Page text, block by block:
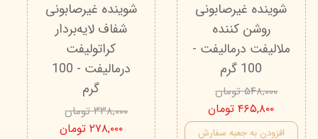
شوینده غیرصابونی
روشن کننده
ملالیفت درمالیفت -
100 گرم
۵۴۸,۰۰۰ تومان
۴۶۵,۸۰۰ تومان
افزودن به جعبه سفارش
شوینده غیرصابونی
شفاف لایه‌بردار
کراتولیفت
درمالیفت - 100
گرم
۳۳۸,۰۰۰ تومان
۲۷۸,۰۰۰ تومان